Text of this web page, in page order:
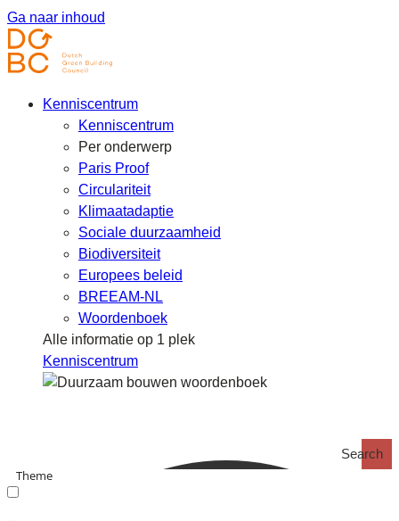
Ga naar inhoud
Kenniscentrum
Kenniscentrum
Per onderwerp
Paris Proof
Circulariteit
Klimaatadaptie
Sociale duurzaamheid
Biodiversiteit
Europees beleid
BREEAM-NL
Woordenboek
Alle informatie op 1 plek
Kenniscentrum
Search
Theme